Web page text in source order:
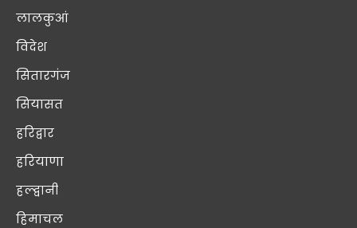
लालकुआं
विदेश
सितारगंज
सियासत
हरिद्वार
हरियाणा
हल्द्वानी
हिमाचल